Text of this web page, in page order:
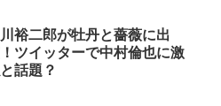
裕二郎が牡丹と薔薇に出
ツイッターで中村倫也に激
話題？